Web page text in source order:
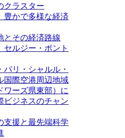
クラスター
豊かで多様な経済
とその経済路線
ルジー・ポント
パリ・シャルル・
国際空港周辺地域
ワーズ県東部）に
ビジネスのチャン
支援と最先端科学